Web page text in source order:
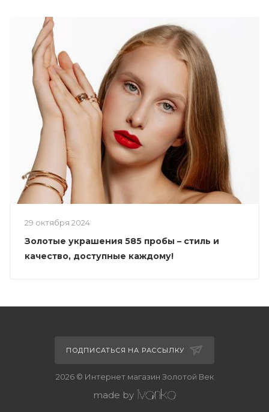
29 октября 2024
Золотые украшения 585 пробы – стиль и
качество, доступные каждому!
ПОДПИСАТЬСЯ НА РАССЫЛКУ
2026 © Интернет магазин Золотой Век
made by